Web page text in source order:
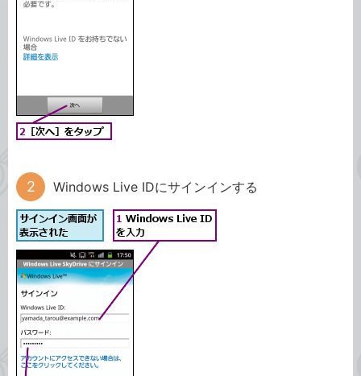
Windows Live IDにサインインする